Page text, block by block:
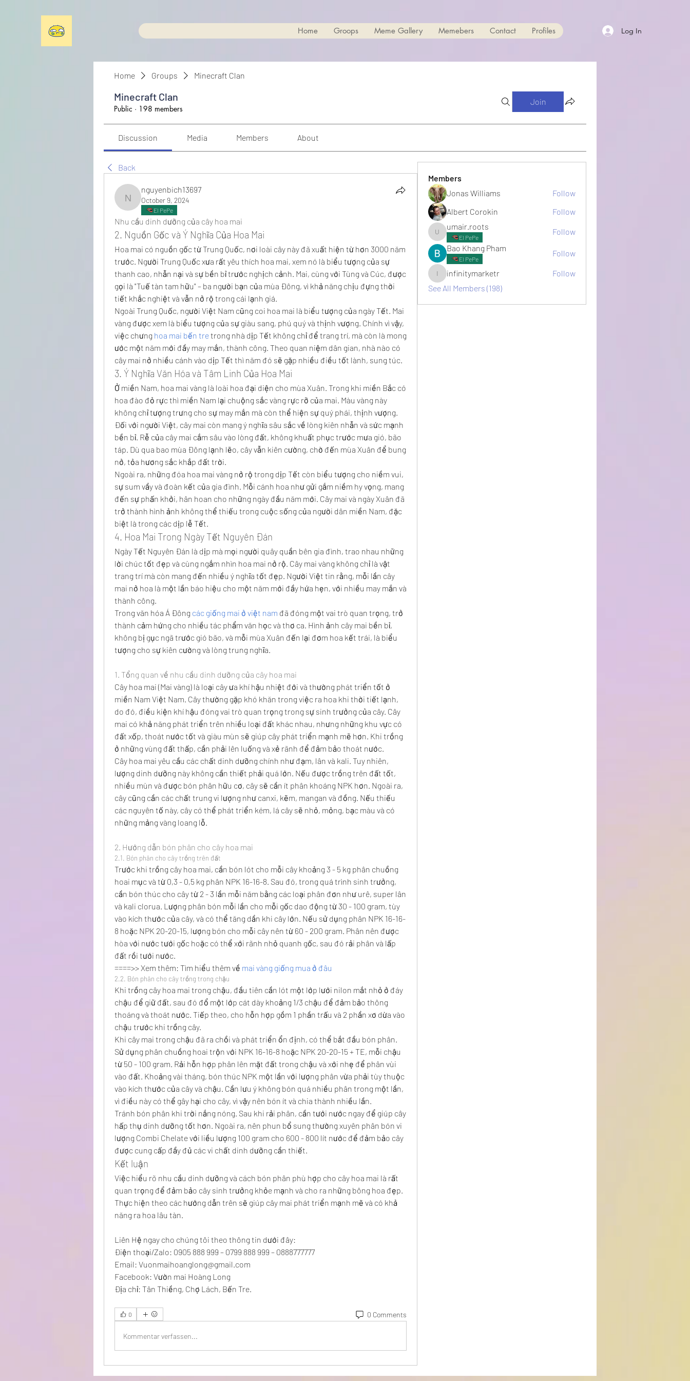
Home Groops Meme Gallery Memebers Contact Profiles Log In
Home Groups Minecraft Clan
Minecraft Clan
Public · 198 members
Join
Discussion Media Members About
Back
nguyenbich13697
nguyenbich13697
October 9, 2024
El PePe
Nhu cầu dinh dưỡng của cây hoa mai
2. Nguồn Gốc và Ý Nghĩa Của Hoa Mai
Hoa mai có nguồn gốc từ Trung Quốc, nơi loài cây này đã xuất hiện từ hơn 3000 năm
trước. Người Trung Quốc xưa rất yêu thích hoa mai, xem nó là biểu tượng của sự
thanh cao, nhẫn nại và sự bền bỉ trước nghịch cảnh. Mai, cùng với Tùng và Cúc, được
gọi là "Tuế tàn tam hữu" – ba người bạn của mùa Đông, vì khả năng chịu đựng thời
tiết khắc nghiệt và vẫn nở rộ trong cái lạnh giá.
Ngoài Trung Quốc, người Việt Nam cũng coi hoa mai là biểu tượng của ngày Tết. Mai
vàng được xem là biểu tượng của sự giàu sang, phú quý và thịnh vượng. Chính vì vậy,
việc chưng hoa mai bến tre trong nhà dịp Tết không chỉ để trang trí, mà còn là mong
ước một năm mới đầy may mắn, thành công. Theo quan niệm dân gian, nhà nào có
cây mai nở nhiều cánh vào dịp Tết thì năm đó sẽ gặp nhiều điều tốt lành, sung túc.
3. Ý Nghĩa Văn Hóa và Tâm Linh Của Hoa Mai
Ở miền Nam, hoa mai vàng là loài hoa đại diện cho mùa Xuân. Trong khi miền Bắc có
hoa đào đỏ rực thì miền Nam lại chuộng sắc vàng rực rỡ của mai. Màu vàng này
không chỉ tượng trưng cho sự may mắn mà còn thể hiện sự quý phái, thịnh vượng.
Đối với người Việt, cây mai còn mang ý nghĩa sâu sắc về lòng kiên nhẫn và sức mạnh
bền bỉ. Rễ của cây mai cắm sâu vào lòng đất, không khuất phục trước mưa gió, bão
táp. Dù qua bao mùa Đông lạnh lẽo, cây vẫn kiên cường, chờ đến mùa Xuân để bung
nở, tỏa hương sắc khắp đất trời.
Ngoài ra, những đóa hoa mai vàng nở rộ trong dịp Tết còn biểu tượng cho niềm vui,
sự sum vầy và đoàn kết của gia đình. Mỗi cánh hoa như gửi gắm niềm hy vọng, mang
đến sự phấn khởi, hân hoan cho những ngày đầu năm mới. Cây mai và ngày Xuân đã
trở thành hình ảnh không thể thiếu trong cuộc sống của người dân miền Nam, đặc
biệt là trong các dịp lễ Tết.
4. Hoa Mai Trong Ngày Tết Nguyên Đán
Ngày Tết Nguyên Đán là dịp mà mọi người quây quần bên gia đình, trao nhau những
lời chúc tốt đẹp và cùng ngắm nhìn hoa mai nở rộ. Cây mai vàng không chỉ là vật
trang trí mà còn mang đến nhiều ý nghĩa tốt đẹp. Người Việt tin rằng, mỗi lần cây
mai nở hoa là một lần báo hiệu cho một năm mới đầy hứa hẹn, với nhiều may mắn và
thành công.
Trong văn hóa Á Đông các giống mai ở việt nam đã đóng một vai trò quan trọng, trở
thành cảm hứng cho nhiều tác phẩm văn học và thơ ca. Hình ảnh cây mai bền bỉ,
không bị gục ngã trước gió bão, và mỗi mùa Xuân đến lại đơm hoa kết trái, là biểu
tượng cho sự kiên cường và lòng trung nghĩa.
1. Tổng quan về nhu cầu dinh dưỡng của cây hoa mai
Cây hoa mai (Mai vàng) là loại cây ưa khí hậu nhiệt đới và thường phát triển tốt ở
miền Nam Việt Nam. Cây thường gặp khó khăn trong việc ra hoa khi thời tiết lạnh,
do đó, điều kiện khí hậu đóng vai trò quan trọng trong sự sinh trưởng của cây. Cây
mai có khả năng phát triển trên nhiều loại đất khác nhau, nhưng những khu vực có
đất xốp, thoát nước tốt và giàu mùn sẽ giúp cây phát triển mạnh mẽ hơn. Khi trồng
ở những vùng đất thấp, cần phải lên luống và xẻ rãnh để đảm bảo thoát nước.
Cây hoa mai yêu cầu các chất dinh dưỡng chính như đạm, lân và kali. Tuy nhiên,
lượng dinh dưỡng này không cần thiết phải quá lớn. Nếu được trồng trên đất tốt,
nhiều mùn và được bón phân hữu cơ, cây sẽ cần ít phân khoáng NPK hơn. Ngoài ra,
cây cũng cần các chất trung vi lượng như canxi, kẽm, mangan và đồng. Nếu thiếu
các nguyên tố này, cây có thể phát triển kém, lá cây sẽ nhỏ, mỏng, bạc màu và có
những mảng vàng loang lỗ.
2. Hướng dẫn bón phân cho cây hoa mai
2.1. Bón phân cho cây trồng trên đất
Trước khi trồng cây hoa mai, cần bón lót cho mỗi cây khoảng 3 - 5 kg phân chuồng
hoai mục và từ 0,3 - 0,5 kg phân NPK 16-16-8. Sau đó, trong quá trình sinh trưởng,
cần bón thúc cho cây từ 2 - 3 lần mỗi năm bằng các loại phân đơn như urê, super lân
và kali clorua. Lượng phân bón mỗi lần cho mỗi gốc dao động từ 30 - 100 gram, tùy
vào kích thước của cây, và có thể tăng dần khi cây lớn. Nếu sử dụng phân NPK 16-16-
8 hoặc NPK 20-20-15, lượng bón cho mỗi cây nên từ 60 - 200 gram. Phân nên được
hòa với nước tưới gốc hoặc có thể xới rãnh nhỏ quanh gốc, sau đó rải phân và lấp
đất rồi tưới nước.
====>> Xem thêm: Tìm hiểu thêm về mai vàng giống mua ở đâu
2.2. Bón phân cho cây trồng trong chậu
Khi trồng cây hoa mai trong chậu, đầu tiên cần lót một lớp lưới nilon mắt nhỏ ở đáy
chậu để giữ đất, sau đó đổ một lớp cát dày khoảng 1/3 chậu để đảm bảo thông
thoáng và thoát nước. Tiếp theo, cho hỗn hợp gồm 1 phần trấu và 2 phần xơ dừa vào
chậu trước khi trồng cây.
Khi cây mai trong chậu đã ra chồi và phát triển ổn định, có thể bắt đầu bón phân.
Sử dụng phân chuồng hoai trộn với NPK 16-16-8 hoặc NPK 20-20-15 + TE, mỗi chậu
từ 50 - 100 gram. Rải hỗn hợp phân lên mặt đất trong chậu và xới nhẹ để phân vùi
vào đất. Khoảng vài tháng, bón thúc NPK một lần với lượng phân vừa phải tùy thuộc
vào kích thước của cây và chậu. Cần lưu ý không bón quá nhiều phân trong một lần,
vì điều này có thể gây hại cho cây, vì vậy nên bón ít và chia thành nhiều lần.
Tránh bón phân khi trời nắng nóng. Sau khi rải phân, cần tưới nước ngay để giúp cây
hấp thụ dinh dưỡng tốt hơn. Ngoài ra, nên phun bổ sung thường xuyên phân bón vi
lượng Combi Chelate với liều lượng 100 gram cho 600 - 800 lít nước để đảm bảo cây
được cung cấp đầy đủ các vi chất dinh dưỡng cần thiết.
Kết luận
Việc hiểu rõ nhu cầu dinh dưỡng và cách bón phân phù hợp cho cây hoa mai là rất
quan trọng để đảm bảo cây sinh trưởng khỏe mạnh và cho ra những bông hoa đẹp.
Thực hiện theo các hướng dẫn trên sẽ giúp cây mai phát triển mạnh mẽ và có khả
năng ra hoa lâu tàn.
Liên Hệ ngay cho chúng tôi theo thông tin dưới đây:
Điện thoại/Zalo: 0905 888 999 – 0799 888 999 – 0888777777
Email: Vuonmaihoanglong@gmail.com
Facebook: Vườn mai Hoàng Long
Địa chỉ: Tân Thiềng, Chợ Lách, Bến Tre.
0 0 Comments
Kommentar verfassen...
Members
Jonas Williams
Follow
Albert Corokin
Follow
umair.roots
umair.roots
El PePe
Follow
Bao Khang Pham
El PePe
Follow
infinitymarketr
infinitymarketr
Follow
See All Members (198)